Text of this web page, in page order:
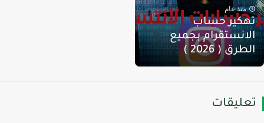
منذ عام
حساب
بجميع
( 2026 )